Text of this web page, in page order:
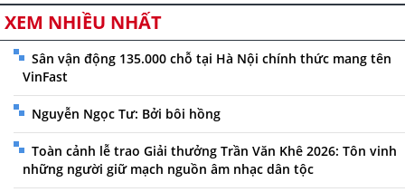
XEM NHIỀU NHẤT
Sân vận động 135.000 chỗ tại Hà Nội chính thức mang tên
VinFast
Nguyễn Ngọc Tư: Bởi bôi hồng
Toàn cảnh lễ trao Giải thưởng Trần Văn Khê 2026: Tôn vinh
những người giữ mạch nguồn âm nhạc dân tộc